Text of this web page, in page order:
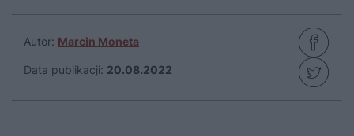
Autor: Marcin Moneta
Data publikacji: 20.08.2022